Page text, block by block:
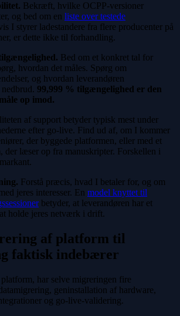
Bekræft, hvilke OCPP-versioner
og bed om en liste over testede
I styrer ladestandere fra flere producenter på
er dette ikke til forhandling.
Bed om et konkret tal for
hvordan det måles. Spørg om
og hvordan leverandøren
99,999 % tilgængelighed er den
op imod.
af support betyder typisk mest under
efter go-live. Find ud af, om I kommer
der byggede platformen, eller med et
der læser op fra manuskripter. Forskellen i
Forstå præcis, hvad I betaler for, og om
jeres interesser. En model knyttet til
betyder, at leverandøren har et
holde jeres netværk i drift.
af platform til
faktisk indebærer
har selve migreringen fire
geninstallation af hardware,
og go-live-validering.